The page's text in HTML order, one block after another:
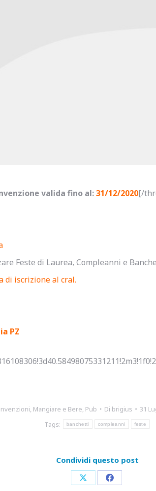
valida fino al:31/12/2020[/
Feste di Laurea, Compleanni e
di iscrizione al cral.
PZ
, Mangiare e Bere, Pub Di brigius 31
Tags:
banchetti compleanni feste
Condividi questo post
CondividiCondividi